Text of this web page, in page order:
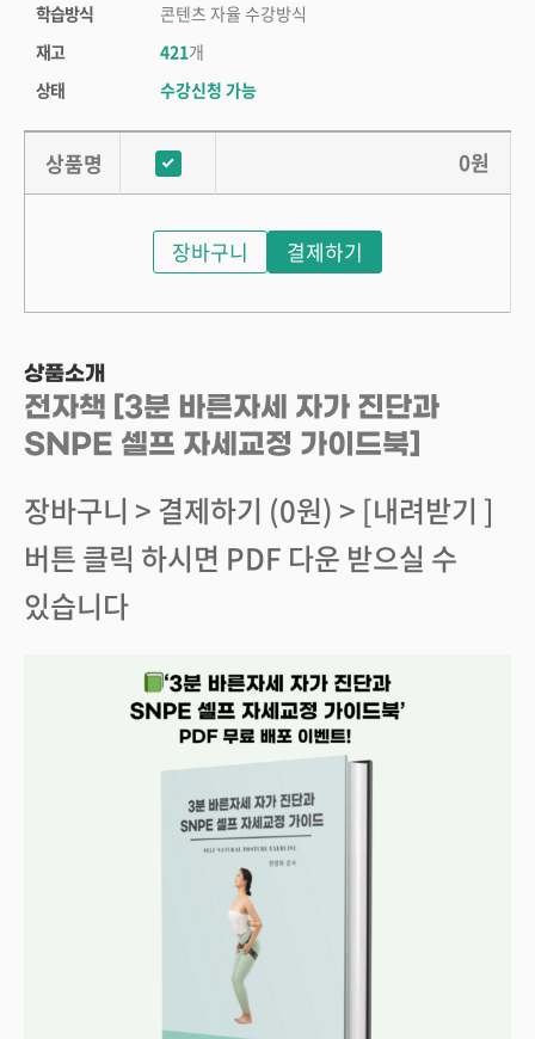
학습방식
콘텐츠 자율 수강방식
재고
421개
상태
수강신청 가능
상품명 0원
장바구니 결제하기
상품소개
전자책 [3분 바른자세 자가 진단과
SNPE 셀프 자세교정 가이드북]
장바구니 > 결제하기 (0원) > [내려받기 ]
버튼 클릭 하시면 PDF 다운 받으실 수
있습니다